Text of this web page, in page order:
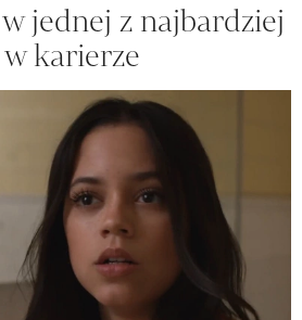
jednej z najbardziej
karierze